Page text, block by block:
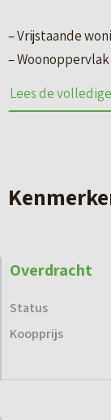
– Vrijstaande
– Woonoppervlak
– 4 Slaapkamers
– Naast de
tuinen. De
langs de
Lees de
Overdracht
Status
Koopprijs